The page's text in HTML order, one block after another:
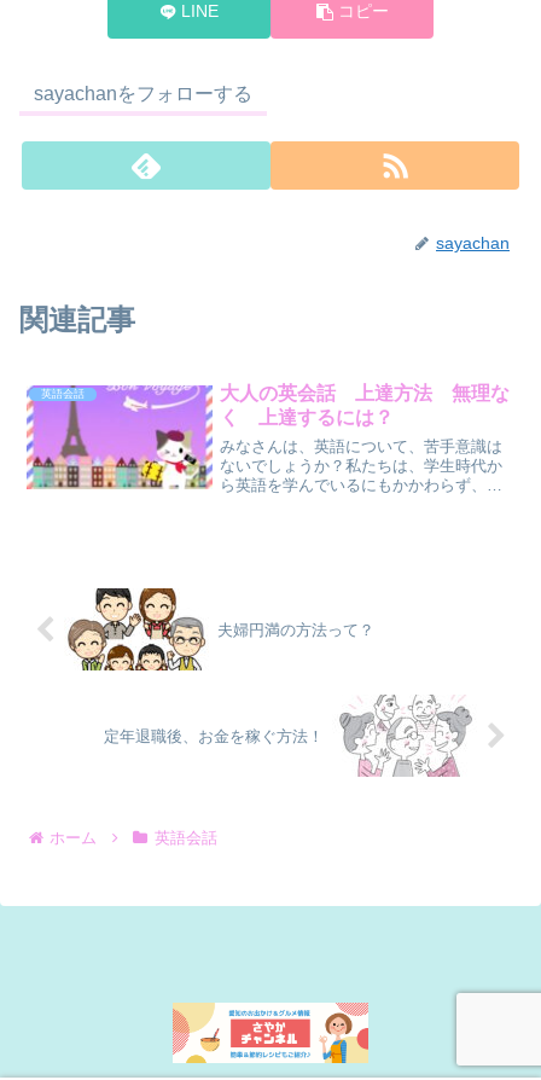
LINE コピー
sayachanをフォローする
sayachan
関連記事
英語会話
大人の英会話 上達方法 無理な
く 上達するには？
みなさんは、英語について、苦手意識は
ないでしょうか？私たちは、学生時代か
ら英語を学んでいるにもかかわらず、
夫婦円満の方法って？
定年退職後、お金を稼ぐ方法！
ホーム 英語会話